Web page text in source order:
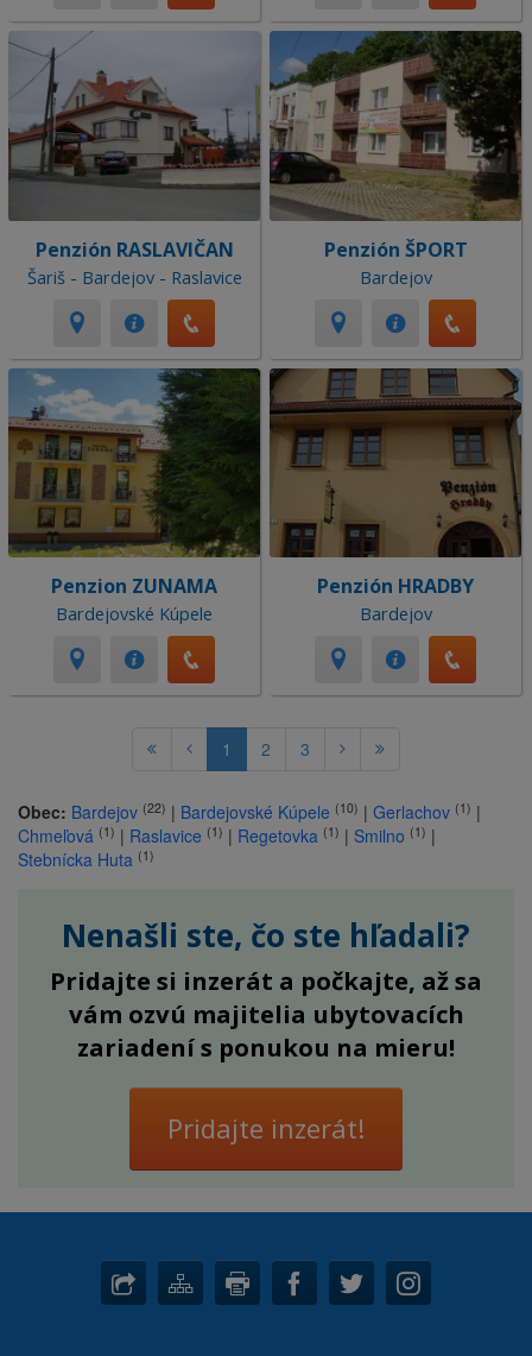
Penzión RASLAVIČAN
Šariš - Bardejov - Raslavice
Penzión ŠPORT
Bardejov
Penzion ZUNAMA
Bardejovské Kúpele
Penzión HRADBY
Bardejov
1 2 3
Obec: Bardejov (22) | Bardejovské Kúpele (10) | Gerlachov (1) |
Chmeľová (1) | Raslavice (1) | Regetovka (1) | Smilno (1) |
Stebnícka Huta (1)
Nenašli ste, čo ste hľadali?
Pridajte si inzerát a počkajte, až sa
vám ozvú majitelia ubytovacích
zariadení s ponukou na mieru!
Pridajte inzerát!